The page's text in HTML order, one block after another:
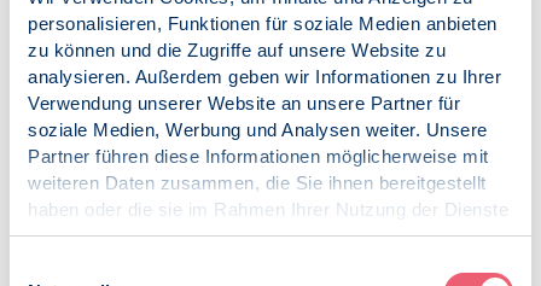
personalisieren, Funktionen für soziale Medien anbieten
zu können und die Zugriffe auf unsere Website zu
analysieren. Außerdem geben wir Informationen zu Ihrer
Verwendung unserer Website an unsere Partner für
soziale Medien, Werbung und Analysen weiter. Unsere
Partner führen diese Informationen möglicherweise mit
weiteren Daten zusammen, die Sie ihnen bereitgestellt
haben oder die sie im Rahmen Ihrer Nutzung der Dienste
gesammelt haben.
Mindestvergütungen für die ambulanten und stationären
Tätigkeiten festgelegt, außerdem die Novellierung des
Psychotherapeutengesetzes 2019 vorgenommen, doch
leider wurde dabei – zum zweiten Mal – der wichtige
Aspekt der Finanzierung außer Acht gelassen.
Aktive in den Verbänden entwickelten seit Jahrzehnten
gemeinsam Konzepte zur Versorgungsverbesserung,
engagieren sich in diversen Gremien für eine gute
denn diverse Konzepte haben in die Versorgung Einzug